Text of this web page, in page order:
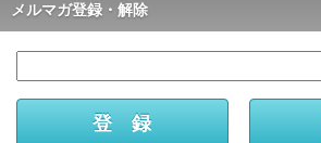
メルマガ登録・解除